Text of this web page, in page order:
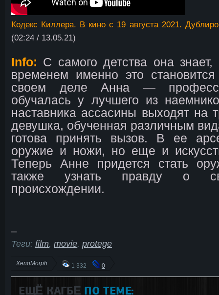
Кодекс Киллера. В кино с 19 августа 2021.
(02:24 / 13.05.21)
Info: С самого детства она
временем именно это
своем деле Анна —
обучалась у лучшего из
наставника ассасины выходят на
девушка, обученная различным
готова принять вызов. В ее
оружие и ножи, но еще и
Теперь Анне придется стать
также узнать правду о
происхождении.
Теги: film, movie, protege
XenoMorph 1 332 0
ЕЩЁ КАГБΕ ПО ТЕМЕ: